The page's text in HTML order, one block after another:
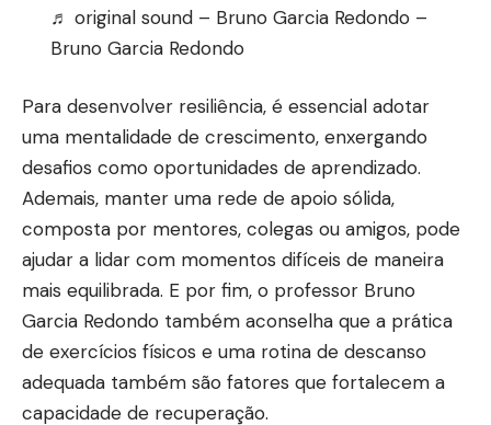
♬ original sound – Bruno Garcia Redondo –
Bruno Garcia Redondo
Para desenvolver resiliência, é essencial adotar
uma mentalidade de crescimento, enxergando
desafios como oportunidades de aprendizado.
Ademais, manter uma rede de apoio sólida,
composta por mentores, colegas ou amigos, pode
ajudar a lidar com momentos difíceis de maneira
mais equilibrada. E por fim, o professor Bruno
Garcia Redondo também aconselha que a prática
de exercícios físicos e uma rotina de descanso
adequada também são fatores que fortalecem a
capacidade de recuperação.